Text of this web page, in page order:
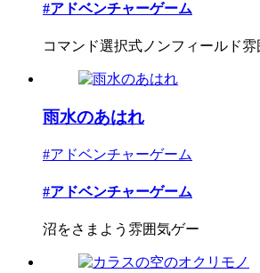
#アドベンチャーゲーム
コマンド選択式ノンフィールド雰
雨水のあはれ
#アドベンチャーゲーム
#アドベンチャーゲーム
沼をさまよう雰囲気ゲー